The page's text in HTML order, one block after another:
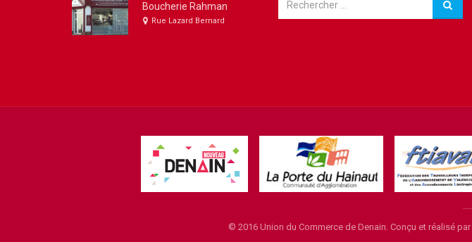
Boucherie Rahman
Rue Lazard Bernard
© 2016 Union du Commerce de Denain. Conçu et réalisé par